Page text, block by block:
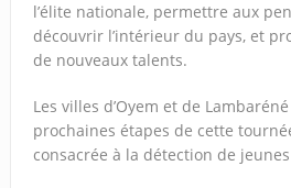
l’élite nationale, permettre aux
découvrir l’intérieur du pays, et
de nouveaux talents.
Les villes d’Oyem et de
prochaines étapes de cette
consacrée à la détection de